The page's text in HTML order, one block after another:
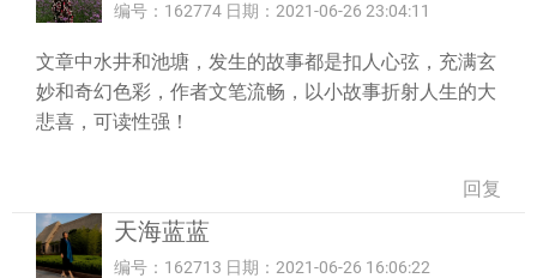
编号：162774 日期：2021-06-26 23:04:11
文章中水井和池塘，发生的故事都是扣人心弦，充满玄
妙和奇幻色彩，作者文笔流畅，以小故事折射人生的大
悲喜，可读性强！
回复
天海蓝蓝
编号：162713 日期：2021-06-26 16:06:22